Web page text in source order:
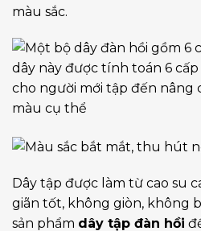
màu sắc.
Dây tập được làm từ cao su
giãn tốt, không giòn, không
sản phẩm dây tập đàn hồi